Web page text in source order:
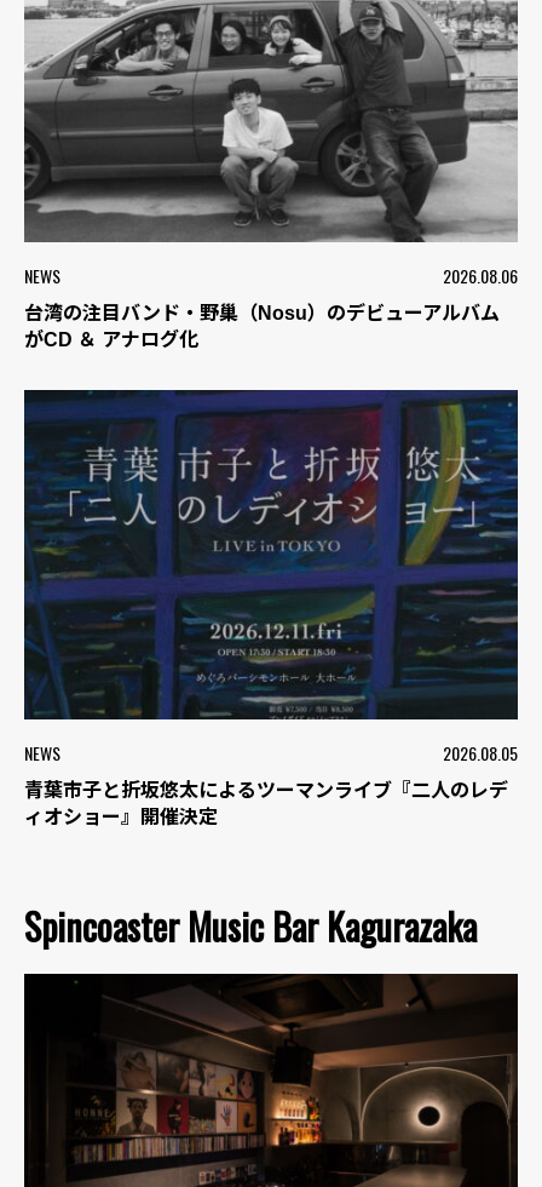
NEWS 2026.08.06
台湾の注目バンド・野巢（Nosu）のデビューアルバム
がCD ＆ アナログ化
NEWS 2026.08.05
青葉市子と折坂悠太によるツーマンライブ『二人のレデ
ィオショー』開催決定
Spincoaster Music Bar Kagurazaka